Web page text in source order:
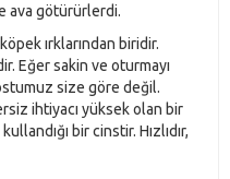
ava götürürlerdi.
ırklarından biridir.
Eğer sakin ve oturmayı
size göre değil.
ihtiyacı yüksek olan bir
bir cinstir. Hızlıdır,